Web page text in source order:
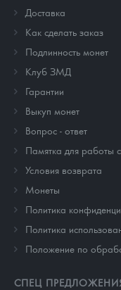
Доставка
Как сделать заказ
Подлинность монет
Клуб ЗМД
Гарантии
Выкуп монет
Вопрос - ответ
Памятка для работы
Условия возврата
Монеты
Политика
Политика
Положение по
СПЕЦ